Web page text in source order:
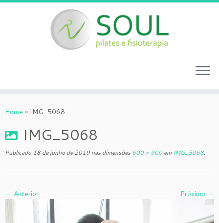
toHome » IMG_5068
IMG_5068
Publicado 18 de junho de 2019 nas dimensões 600 × 900em IMG_5068.
← Anterior Próximo →